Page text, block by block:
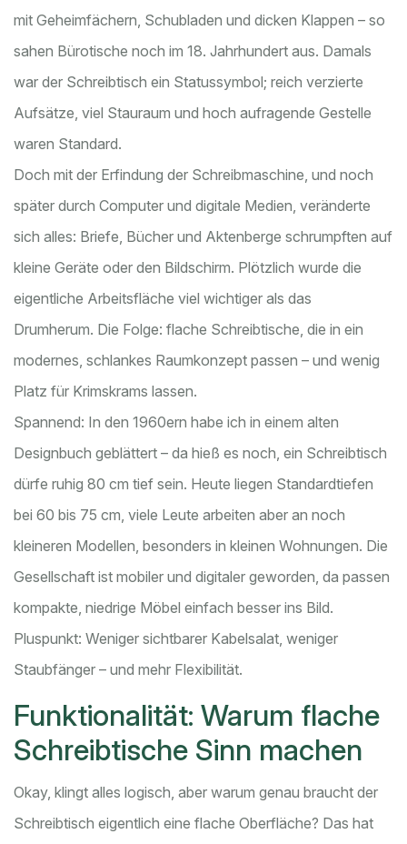
mit Geheimfächern, Schubladen und dicken Klappen – so
sahen Bürotische noch im 18. Jahrhundert aus. Damals
war der Schreibtisch ein Statussymbol; reich verzierte
Aufsätze, viel Stauraum und hoch aufragende Gestelle
waren Standard.
Doch mit der Erfindung der Schreibmaschine, und noch
später durch Computer und digitale Medien, veränderte
sich alles: Briefe, Bücher und Aktenberge schrumpften auf
kleine Geräte oder den Bildschirm. Plötzlich wurde die
eigentliche Arbeitsfläche viel wichtiger als das
Drumherum. Die Folge: flache Schreibtische, die in ein
modernes, schlankes Raumkonzept passen – und wenig
Platz für Krimskrams lassen.
Spannend: In den 1960ern habe ich in einem alten
Designbuch geblättert – da hieß es noch, ein Schreibtisch
dürfe ruhig 80 cm tief sein. Heute liegen Standardtiefen
bei 60 bis 75 cm, viele Leute arbeiten aber an noch
kleineren Modellen, besonders in kleinen Wohnungen. Die
Gesellschaft ist mobiler und digitaler geworden, da passen
kompakte, niedrige Möbel einfach besser ins Bild.
Pluspunkt: Weniger sichtbarer Kabelsalat, weniger
Staubfänger – und mehr Flexibilität.
Funktionalität: Warum flache
Schreibtische Sinn machen
Okay, klingt alles logisch, aber warum genau braucht der
Schreibtisch eigentlich eine flache Oberfläche? Das hat